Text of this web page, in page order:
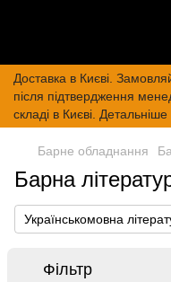
Доставка в Києві.
після підтвердження
складі в Києві. Детальніше
Барне обладнання
Барна
Українськомовна
Фільтр